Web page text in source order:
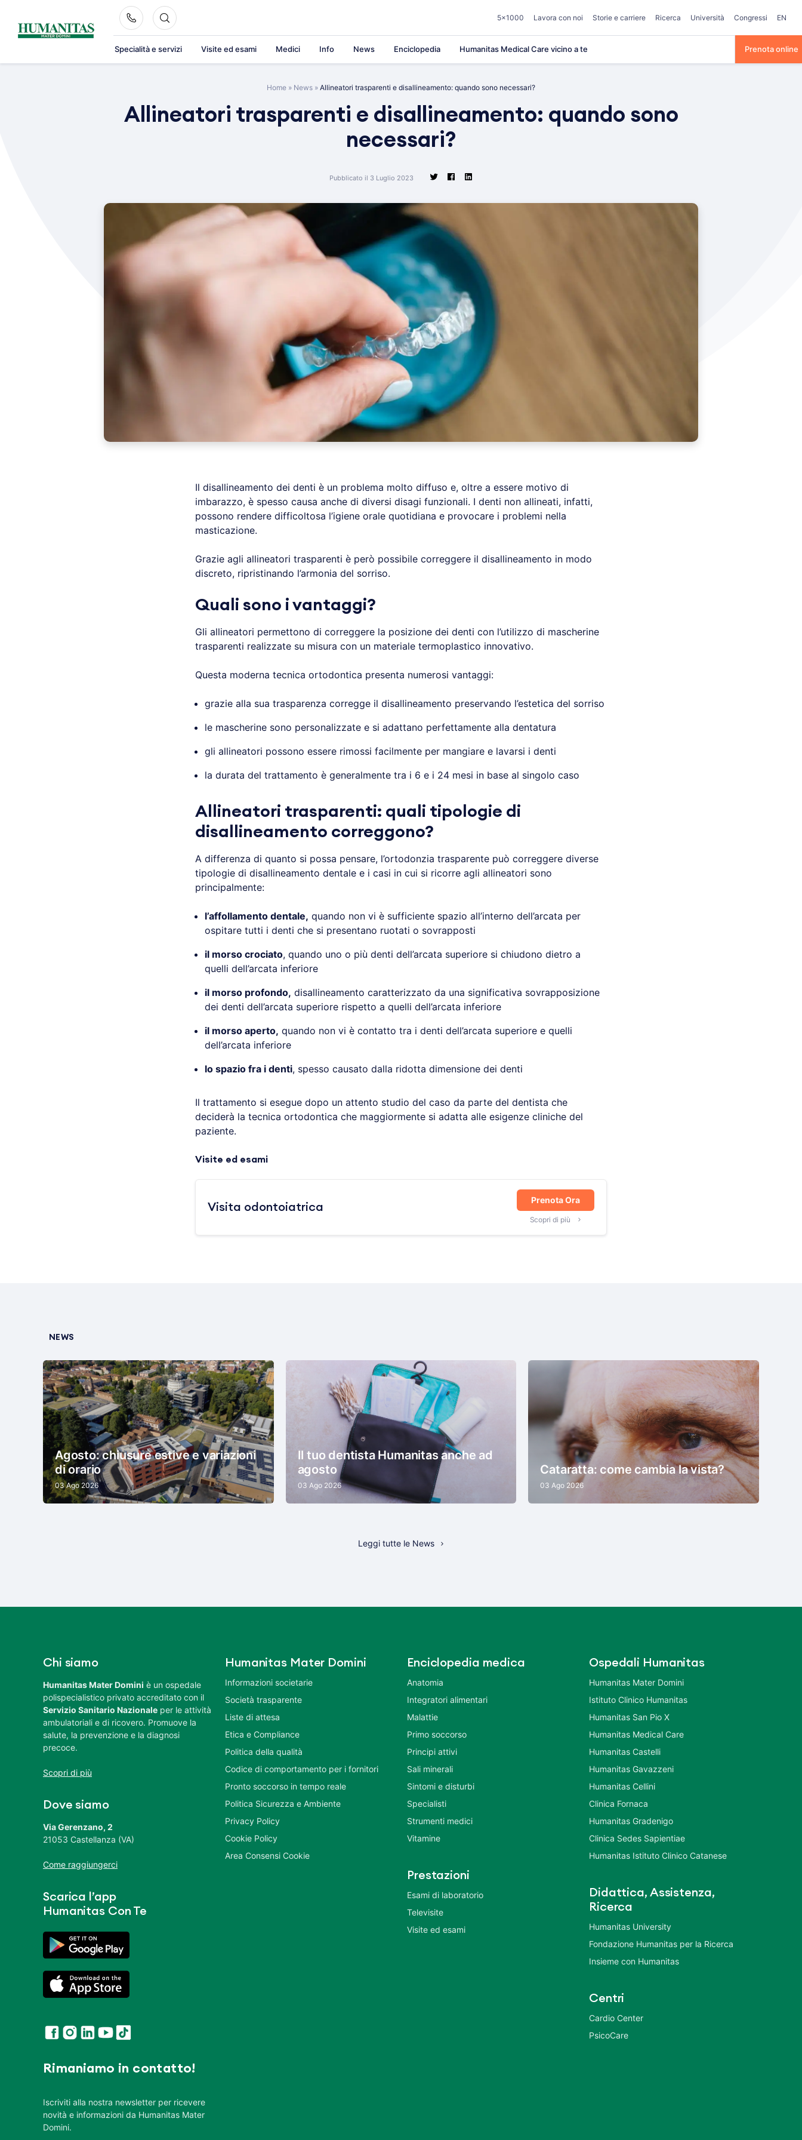
content
5×1000 Lavora con noi Storie e carriere Ricerca Università Congressi EN
Specialità e servizi Visite ed esami Medici Info News Enciclopedia Humanitas Medical Care vicino a te Prenota online
Home » News » Allineatori trasparenti e disallineamento: quando sono necessari?
Allineatori trasparenti e disallineamento: quando sono
necessari?
Pubblicato il 3 Luglio 2023
Il disallineamento dei denti è un problema molto diffuso e, oltre a essere motivo di
imbarazzo, è spesso causa anche di diversi disagi funzionali. I denti non allineati, infatti,
possono rendere difficoltosa l’igiene orale quotidiana e provocare i problemi nella
masticazione.
Grazie agli allineatori trasparenti è però possibile correggere il disallineamento in modo
discreto, ripristinando l’armonia del sorriso.
Quali sono i vantaggi?
Gli allineatori permettono di correggere la posizione dei denti con l’utilizzo di mascherine
trasparenti realizzate su misura con un materiale termoplastico innovativo.
Questa moderna tecnica ortodontica presenta numerosi vantaggi:
grazie alla sua trasparenza corregge il disallineamento preservando l’estetica del sorriso
le mascherine sono personalizzate e si adattano perfettamente alla dentatura
gli allineatori possono essere rimossi facilmente per mangiare e lavarsi i denti
la durata del trattamento è generalmente tra i 6 e i 24 mesi in base al singolo caso
Allineatori trasparenti: quali tipologie di
disallineamento correggono?
A differenza di quanto si possa pensare, l’ortodonzia trasparente può correggere diverse
tipologie di disallineamento dentale e i casi in cui si ricorre agli allineatori sono
principalmente:
l’affollamento dentale, quando non vi è sufficiente spazio all’interno dell’arcata per
ospitare tutti i denti che si presentano ruotati o sovrapposti
il morso crociato, quando uno o più denti dell’arcata superiore si chiudono dietro a
quelli dell’arcata inferiore
il morso profondo, disallineamento caratterizzato da una significativa sovrapposizione
dei denti dell’arcata superiore rispetto a quelli dell’arcata inferiore
il morso aperto, quando non vi è contatto tra i denti dell’arcata superiore e quelli
dell’arcata inferiore
lo spazio fra i denti, spesso causato dalla ridotta dimensione dei denti
Il trattamento si esegue dopo un attento studio del caso da parte del dentista che
deciderà la tecnica ortodontica che maggiormente si adatta alle esigenze cliniche del
paziente.
Visite ed esami
Visita odontoiatrica
Prenota Ora
Scopri di più
NEWS
Agosto: chiusure estive e variazioni
di orario
03 Ago 2026
Il tuo dentista Humanitas anche ad
agosto
03 Ago 2026
Cataratta: come cambia la vista?
03 Ago 2026
Leggi tutte le News
Chi siamo
Humanitas Mater Domini è un ospedale
polispecialistico privato accreditato con il
Servizio Sanitario Nazionale per le attività
ambulatoriali e di ricovero. Promuove la
salute, la prevenzione e la diagnosi
precoce.
Scopri di più
Dove siamo
Via Gerenzano, 2
21053 Castellanza (VA)
Come raggiungerci
Scarica l’app
Humanitas Con Te
Rimaniamo in contatto!
Iscriviti alla nostra newsletter per ricevere
novità e informazioni da Humanitas Mater
Domini.
Humanitas Mater Domini
Informazioni societarie
Società trasparente
Liste di attesa
Etica e Compliance
Politica della qualità
Codice di comportamento per i fornitori
Pronto soccorso in tempo reale
Politica Sicurezza e Ambiente
Privacy Policy
Cookie Policy
Area Consensi Cookie
Enciclopedia medica
Anatomia
Integratori alimentari
Malattie
Primo soccorso
Principi attivi
Sali minerali
Sintomi e disturbi
Specialisti
Strumenti medici
Vitamine
Prestazioni
Esami di laboratorio
Televisite
Visite ed esami
Ospedali Humanitas
Humanitas Mater Domini
Istituto Clinico Humanitas
Humanitas San Pio X
Humanitas Medical Care
Humanitas Castelli
Humanitas Gavazzeni
Humanitas Cellini
Clinica Fornaca
Humanitas Gradenigo
Clinica Sedes Sapientiae
Humanitas Istituto Clinico Catanese
Didattica, Assistenza,
Ricerca
Humanitas University
Fondazione Humanitas per la Ricerca
Insieme con Humanitas
Centri
Cardio Center
PsicoCare